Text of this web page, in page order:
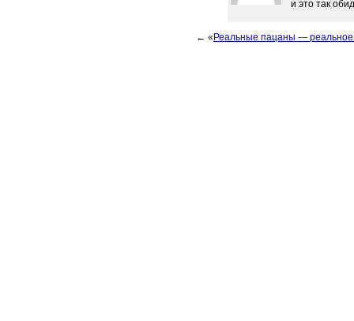
и это так
← « Реальные пацаны —